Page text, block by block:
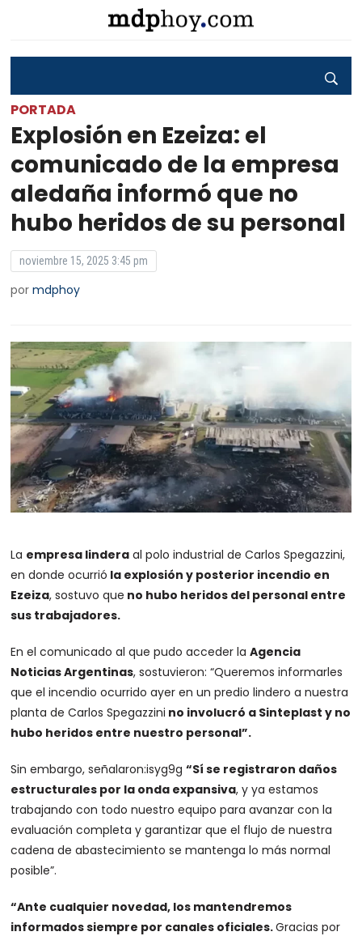
PORTADA
Explosión en Ezeiza: el
comunicado de la empresa
aledaña informó que no
hubo heridos de su personal
noviembre 15, 2025 3:45 pm
pormdphoy
La empresa lindera al polo industrial de Carlos Spegazzini,
en donde ocurrió la explosión y posterior incendio en
Ezeiza, sostuvo que no hubo heridos del personal entre
sus trabajadores.
En el comunicado al que pudo acceder laAgencia
Noticias Argentinas, sostuvieron: “Queremos informarles
que el incendio ocurrido ayer en un predio lindero a nuestra
planta de Carlos Spegazzini no involucró a Sinteplast y no
hubo heridos entre nuestro personal”.
Sin embargo, señalaron:isyg9g“Sí se registraron daños
estructurales por la onda expansiva, y ya estamos
trabajando con todo nuestro equipo para avanzar con la
evaluación completa y garantizar que el flujo de nuestra
cadena de abastecimiento se mantenga lo más normal
posible”.
“Ante cualquier novedad, los mantendremos
informados siempre por canales oficiales.Gracias por